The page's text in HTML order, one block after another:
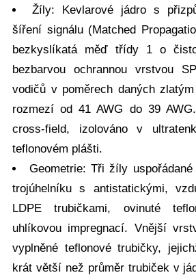
Žíly: Kevlarové jádro s
šíření signálu (Matched
bezkyslíkatá měď třídy 1 o
bezbarvou ochrannou vrstvou
vodičů v poměrech daných
rozmezí od 41 AWG do 39
cross-field, izolováno v
teflonovém plášti.
Geometrie: Tři žíly uspořádané
trojúhelníku s antistatickými,
LDPE trubičkami, ovinuté
uhlíkovou impregnací. Vnější
vyplněné teflonové trubičky,
krát větší než průměr trubiček v